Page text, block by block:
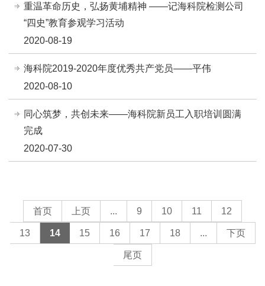
重温革命历史，弘扬黄埔精神 ——记海科院检测公司
“四史”教育参观学习活动
2020-08-19
海科院2019-2020年度优秀共产党员——平伟
2020-08-10
同心筑梦，共创未来——海科院新员工入职培训圆满
完成
2020-07-30
首页 上页 ... 9 10 11 12
13 14 15 16 17 18 ... 下页
尾页